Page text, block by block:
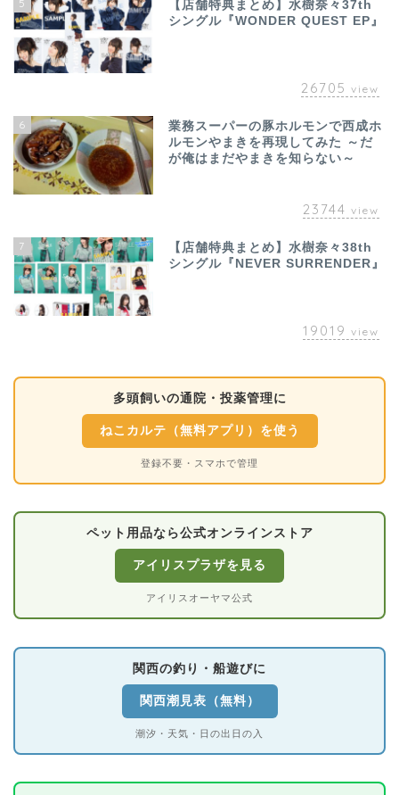
5
【店舗特典まとめ】水樹奈々37th
シングル『WONDER QUEST EP』
26705 view
6
業務スーパーの豚ホルモンで西成ホ
ルモンやまきを再現してみた ～だ
が俺はまだやまきを知らない～
23744 view
7
【店舗特典まとめ】水樹奈々38th
シングル『NEVER SURRENDER』
19019 view
多頭飼いの通院・投薬管理に
ねこカルテ（無料アプリ）を使う
登録不要・スマホで管理
ペット用品なら公式オンラインストア
アイリスプラザを見る
アイリスオーヤマ公式
関西の釣り・船遊びに
関西潮見表（無料）
潮汐・天気・日の出日の入